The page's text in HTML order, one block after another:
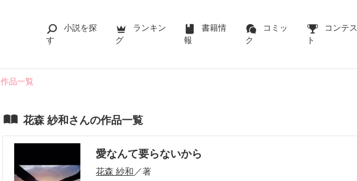
小説を探
す
ランキン
グ
書籍情
報
コミッ
ク
コンテス
ト
作品一覧
花森 紗和さんの作品一覧
愛なんて要らないから
花森 紗和 ／著